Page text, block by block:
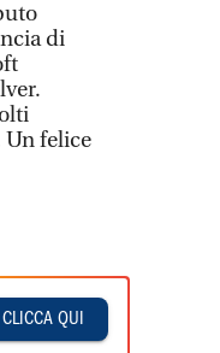
di
Un felice
CLICCA QUI